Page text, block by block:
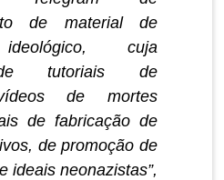
de material de
cuja
tutoriais de
de mortes
de fabricação de
de promoção de
ideais neonazistas”,